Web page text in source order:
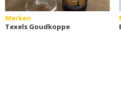
Merken
Texels Goudkoppe